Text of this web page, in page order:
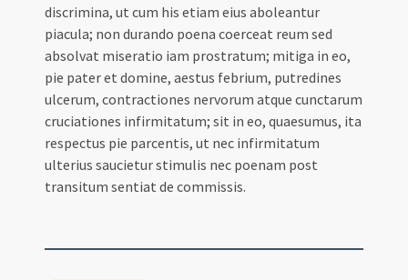
discrimina, ut cum his etiam eius aboleantur
piacula; non durando poena coerceat reum sed
absolvat miseratio iam prostratum; mitiga in eo,
pie pater et domine, aestus febrium, putredines
ulcerum, contractiones nervorum atque cunctarum
cruciationes infirmitatum; sit in eo, quaesumus, ita
respectus pie parcentis, ut nec infirmitatum
ulterius saucietur stimulis nec poenam post
transitum sentiat de commissis.